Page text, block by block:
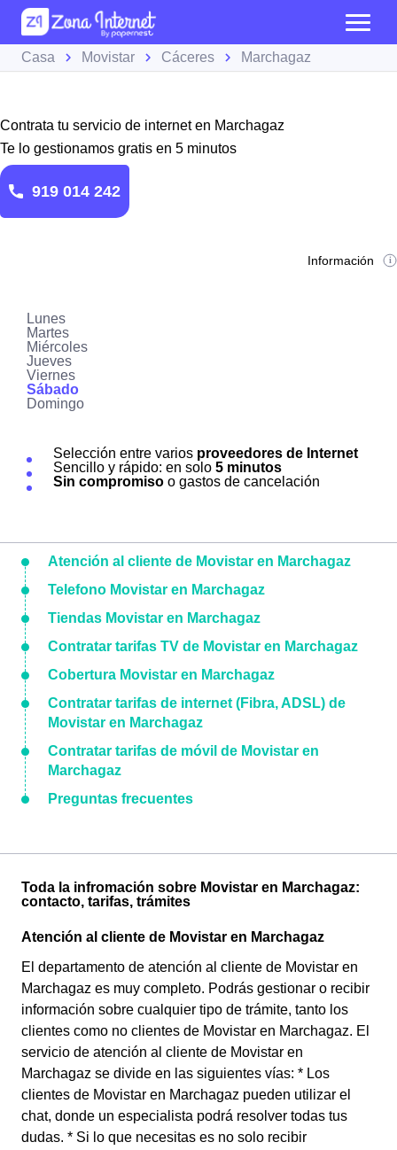
Casa Movistar Cáceres Marchagaz
Contrata tu servicio de internet en Marchagaz
Te lo gestionamos gratis en 5 minutos
919 014 242
Información
Lunes
Martes
Miércoles
Jueves
Viernes
Sábado
Domingo
Selección entre varios proveedores de Internet
Sencillo y rápido: en solo 5 minutos
Sin compromiso o gastos de cancelación
Atención al cliente de Movistar en Marchagaz
Telefono Movistar en Marchagaz
Tiendas Movistar en Marchagaz
Contratar tarifas TV de Movistar en Marchagaz
Cobertura Movistar en Marchagaz
Contratar tarifas de internet (Fibra, ADSL) de
Movistar en Marchagaz
Contratar tarifas de móvil de Movistar en
Marchagaz
Preguntas frecuentes
Toda la infromación sobre Movistar en Marchagaz:
contacto, tarifas, trámites
Atención al cliente de Movistar en Marchagaz
El departamento de atención al cliente de Movistar en
Marchagaz es muy completo. Podrás gestionar o recibir
información sobre cualquier tipo de trámite, tanto los
clientes como no clientes de Movistar en Marchagaz. El
servicio de atención al cliente de Movistar en
Marchagaz se divide en las siguientes vías: * Los
clientes de Movistar en Marchagaz pueden utilizar el
chat, donde un especialista podrá resolver todas tus
dudas. * Si lo que necesitas es no solo recibir